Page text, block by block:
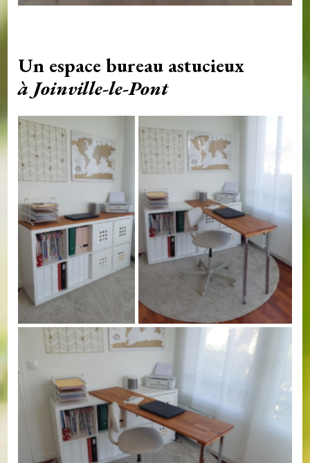
Un espace bureau astucieux
à Joinville-le-Pont